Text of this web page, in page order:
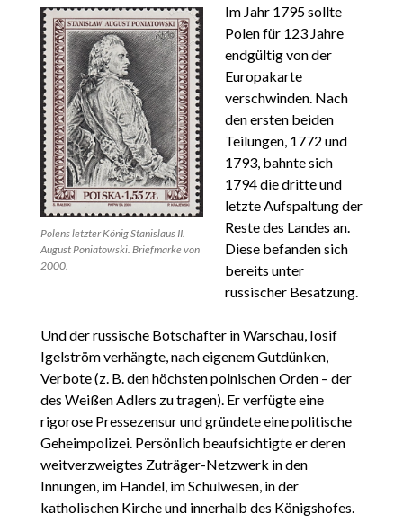
Polens letzter König Stanislaus II.
August Poniatowski. Briefmarke von
2000.
Im Jahr 1795 sollte
Polen für 123 Jahre
endgültig von der
Europakarte
verschwinden. Nach
den ersten beiden
Teilungen, 1772 und
1793, bahnte sich
1794 die dritte und
letzte Aufspaltung der
Reste des Landes an.
Diese befanden sich
bereits unter
russischer Besatzung.
Und der russische Botschafter in Warschau, Iosif
Igelström verhängte, nach eigenem Gutdünken,
Verbote (z. B. den höchsten polnischen Orden – der
des Weißen Adlers zu tragen). Er verfügte eine
rigorose Pressezensur und gründete eine politische
Geheimpolizei. Persönlich beaufsichtigte er deren
weitverzweigtes Zuträger-Netzwerk in den
Innungen, im Handel, im Schulwesen, in der
katholischen Kirche und innerhalb des Königshofes.